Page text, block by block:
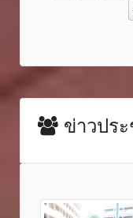
ข่าวปร